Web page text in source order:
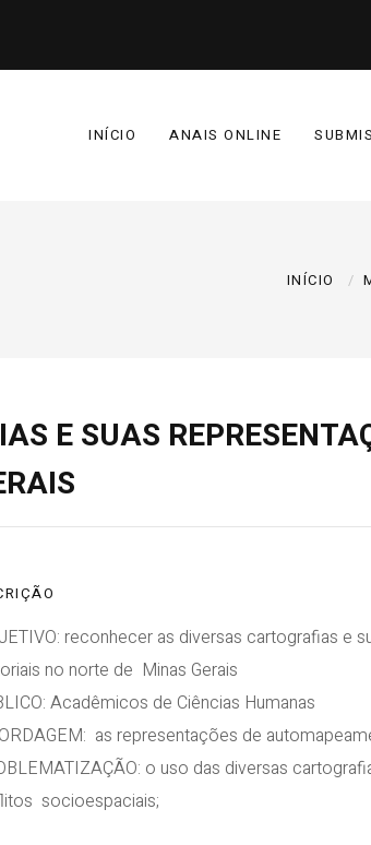
INÍCIO ANAIS ONLINE
INÍCIO
E SUAS
reconhecer as diversas cartografias e
no norte de Minas Gerais
Acadêmicos de Ciências Humanas
as representações de
o uso das diversas
socioespaciais;